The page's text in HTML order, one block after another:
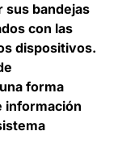
sus bandejas
con las
dispositivos.
forma
información